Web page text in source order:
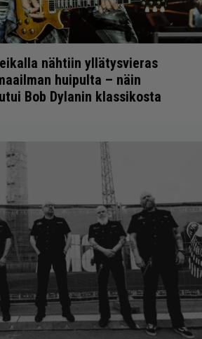
nähtiin yllätysvieras
huipulta – näin
Bob Dylanin klassikosta